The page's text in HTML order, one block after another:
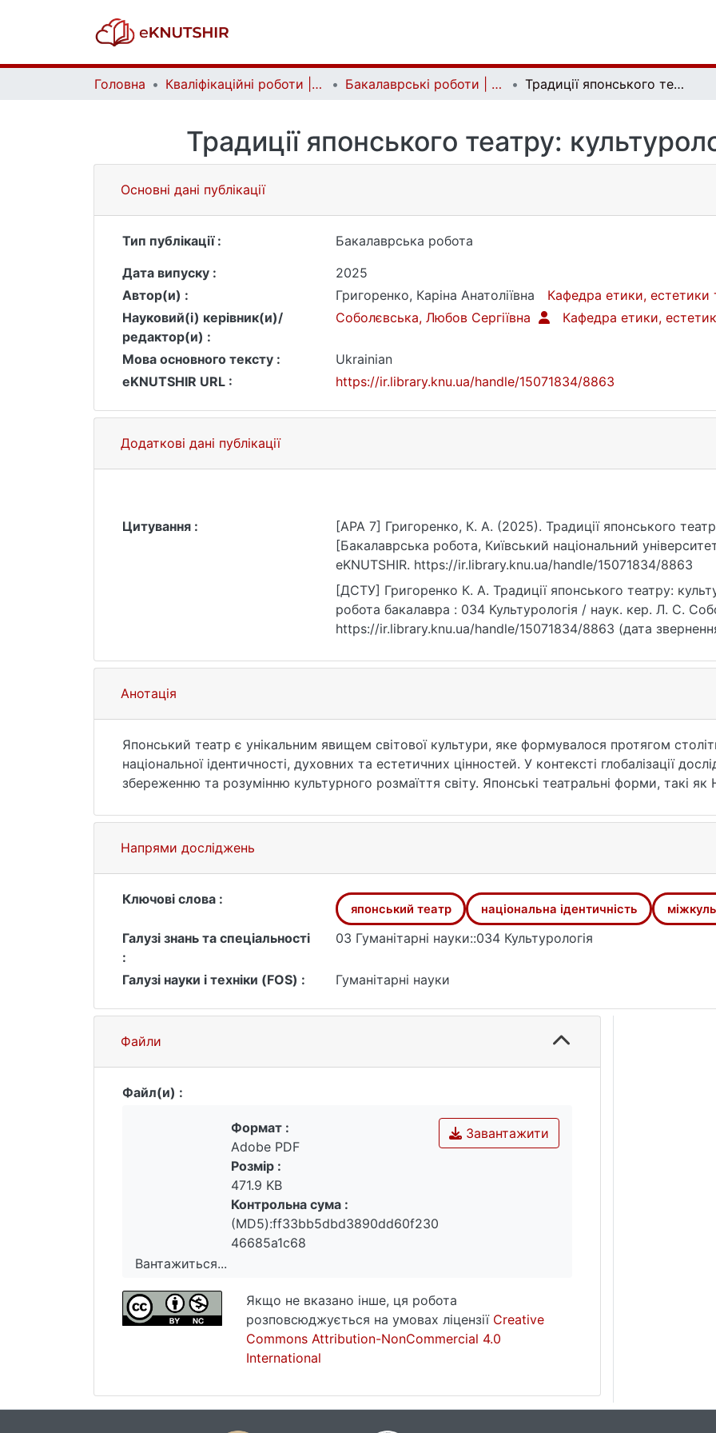
Головна Кваліфікаційні роботи | Qualifying works Бакалаврські роботи | Bachelor theses Традиції японського театру: культурологічний вимір
Традиції японського театру:
Основні дані публікації
Тип публікації :
Бакалаврська робота
Дата випуску :
2025
Автор(и) :
Григоренко, Каріна Анатоліївна
Кафедра етики, естетики
Науковий(і) керівник(и)/
редактор(и) :
Соболєвська, Любов Сергіївна Кафедра етики,
Мова основного тексту :
Ukrainian
eKNUTSHIR URL :
https://ir.library.knu.ua/handle/15071834/8863
Додаткові дані публікації
Цитування :
[APA 7] Григоренко, К. А. (2025). Традиції японського
[Бакалаврська робота, Київський національний
eKNUTSHIR. https://ir.library.knu.ua/handle/15071834/8863
[ДСТУ] Григоренко К. А. Традиції японського театру:
робота бакалавра : 034 Культурологія / наук. кер. Л. С.
https://ir.library.knu.ua/handle/15071834/8863 (дата
Анотація
Японський театр є унікальним явищем світової культури, яке формувалося протягом
національної ідентичності, духовних та естетичних цінностей. У контексті глобалізації
збереженню та розумінню культурного розмаїття світу. Японські театральні форми, такі
етичних принципів. Вивчення цих форм допомагає зрозуміти, як мистецтво може впливати
історичний розвиток та адаптуватися до сучасності.
Також важливим є міжкультурний діалог: японський театр став джерелом натхнення для
американських митців, інтегруючись у різні форми сценічного мистецтва. Тому вивчення
сприяє поглибленню розуміння процесів взаємодії культур та інтеграції традиційних і
Дослідження має значення і для формування естетичних смаків, освіти та культурного
японської культури для ширшої аудиторії.
Напрями досліджень
Ключові слова :
японський театр національна ідентичність
Галузі знань та спеціальності
:
03 Гуманітарні науки::034 Культурологія
Галузі науки і техніки (FOS) : Гуманітарні науки
Файли
Файл(и) :
Вантажиться...
Вантажиться...
Завантажити
Формат :
Adobe PDF
Розмір :
471.9 KB
Контрольна сума :
(MD5):ff33bb5dbd3890dd60f230
46685a1c68
Якщо не вказано інше, ця робота
розповсюджується на умовах ліцензії Creative
Commons Attribution-NonCommercial 4.0
International